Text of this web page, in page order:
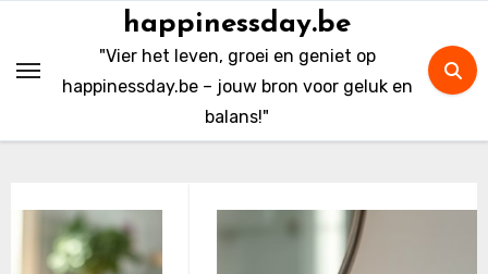
content
happinessday.be
"Vier het leven, groei en geniet op
happinessday.be – jouw bron voor geluk en
balans!"